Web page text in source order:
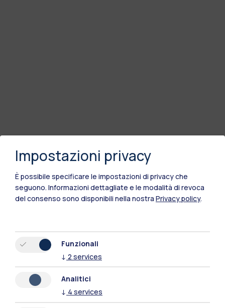
Polimi Community
Tutti i siti dell’ecosistema
Impostazioni privacy
È possibile specificare le impostazioni di privacy che
seguono. Informazioni dettagliate e le modalità di revoca
del consenso sono disponibili nella nostra Privacy policy.
Funzionali
↓ 2 services
Analitici
↓ 4 services